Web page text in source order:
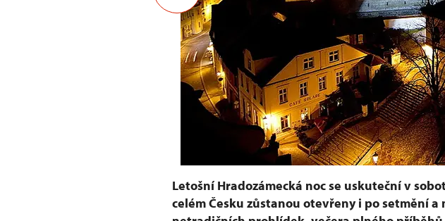
Letošní Hradozámecká noc se uskuteční v
celém Česku zůstanou otevřeny i po setmění